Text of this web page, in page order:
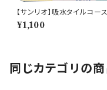
【サンリオ】吸水タイルコー
ー(ポチャッコ)【SAN170】
171-346
¥1,100
同じカテゴリの